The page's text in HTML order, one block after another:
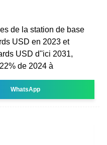
de la station de base
USD en 2023 et
USD d''ici 2031,
de 2024 à
WhatsApp